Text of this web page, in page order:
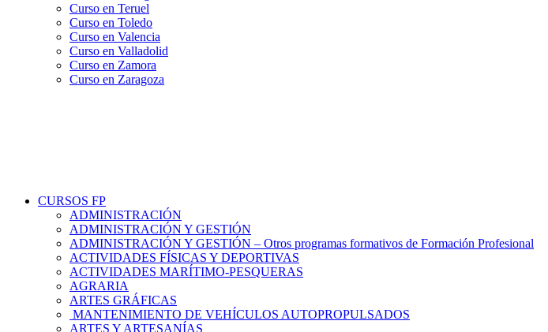
Curso en Teruel
Curso en Toledo
Curso en Valencia
Curso en Valladolid
Curso en Zamora
Curso en Zaragoza
CURSOS FP
ADMINISTRACIÓN
ADMINISTRACIÓN Y GESTIÓN
ADMINISTRACIÓN Y GESTIÓN – Otros programas formativos de Formación Profesional
ACTIVIDADES FÍSICAS Y DEPORTIVAS
ACTIVIDADES MARÍTIMO-PESQUERAS
AGRARIA
ARTES GRÁFICAS
MANTENIMIENTO DE VEHÍCULOS AUTOPROPULSADOS
ARTES Y ARTESANÍAS